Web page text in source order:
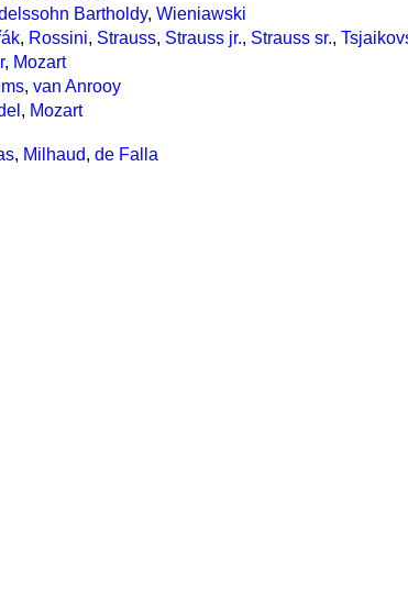
Bartholdy, Wieniawski
, Rossini, Strauss, Strauss jr., Strauss sr.,
, Mozart
, van Anrooy
, Mozart
, Milhaud, de Falla